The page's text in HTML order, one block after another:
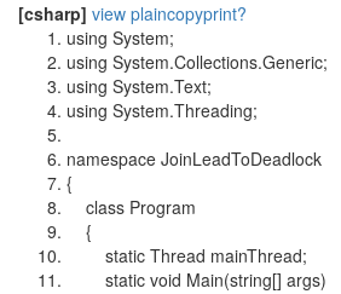
[csharp] view plaincopyprint?
using System;
using System.Collections.Generic;
using System.Text;
using System.Threading;
namespace JoinLeadToDeadlock
{
class Program
{
static Thread mainThread;
static void Main(string[] args)